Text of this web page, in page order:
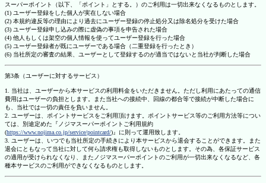
スーパーポイント（以下、「ポイント」とする。）のご利用は一切出来なくなるものとします。
(1) ユーザー登録をした個人が実在しない場合
(2) 本規約違反等の理由により過去にユーザー登録の停止処分又は除名処分を受けた場合
(3) ユーザー登録申し込みの際に虚偽の事項を申告された場合
(4) 他人もしくは架空の個人情報を使ってユーザー登録を行った場合
(5) ユーザー登録者が既にユーザーである場合（二重登録を行ったとき）
(6) 当社所定の審査の結果、ユーザーとして登録するのが適当ではないと当社が判断した場合
第3条（ユーザーに対するサービス）
1. 当社は、ユーザーから本サービスの利用料金をいただきません。ただし利用にあたっての通信
費用はユーザーの負担とします。また当社への接続中、回線の都合等で接続が中断した場合に
も、当社では一切の責任を負いません。
2. ユーザーは、ポイントサービスをご利用頂けます。ポイントサービス等のご利用方法等につい
ては、別途定めた『ノジマスーパーポイントご利用規約
(https://www.nojima.co.jp/service/pointcard/)』に則って運用致します。
3. ユーザーは、いつでも当社所定の手続きにより本サービスから退会することができます。また
退会にともなって当社に対して何ら請求権も取得しないものとします。その為、各保証サービス
の適用が受けられなくなり、またノジマスーパーポイントのご利用が一切出来なくなるなど、各
種本サービスのご利用ができなくなるものとします。